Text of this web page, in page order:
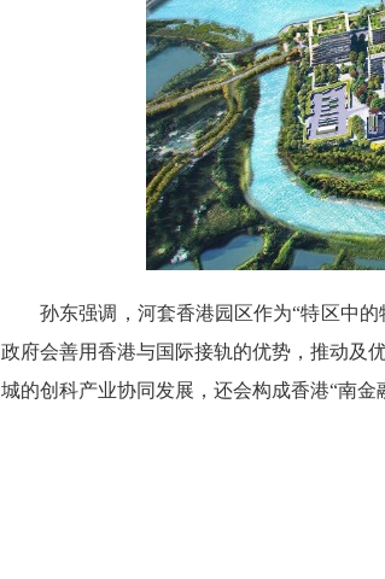
孙东强调，河套香港园区作为“特区中的
政府会善用香港与国际接轨的优势，推动及
城的创科产业协同发展，还会构成香港“南